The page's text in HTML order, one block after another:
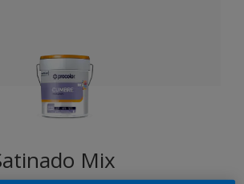
Mix